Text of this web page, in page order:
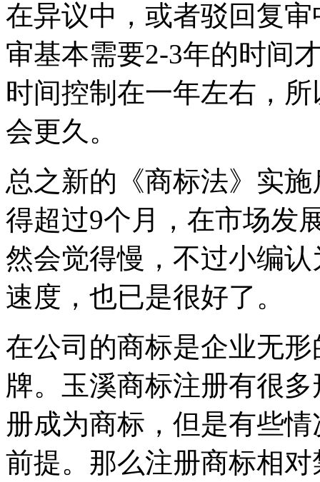
在异议中，或者驳回复
审基本需要2-3年的时间
时间控制在一年左右，
会更久。
总之新的《商标法》实
得超过9个月，在市场发
然会觉得慢，不过小编
速度，也已是很好了。
在公司的商标是企业无
牌。玉溪商标注册有很
册成为商标，但是有些
前提。那么注册商标相